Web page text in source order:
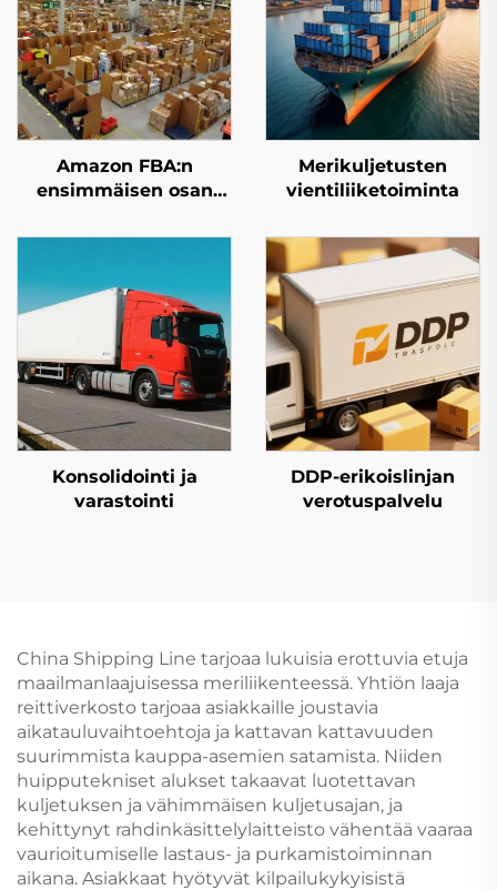
Amazon FBA:n
ensimmäisen osan
Merikuljetusten
vientiliiketoiminta
Konsolidointi ja
varastointi
DDP-erikoislinjan
verotuspalvelu
China Shipping Line tarjoaa lukuisia erottuvia etuja
maailmanlaajuisessa meriliikenteessä. Yhtiön laaja
reittiverkosto tarjoaa asiakkaille joustavia
aikatauluvaihtoehtoja ja kattavan kattavuuden
suurimmista kauppa-asemien satamista. Niiden
huipputekniset alukset takaavat luotettavan
kuljetuksen ja vähimmäisen kuljetusajan, ja
kehittynyt rahdinkäsittelylaitteisto vähentää vaaraa
vaurioitumiselle lastaus- ja purkamistoiminnan
aikana. Asiakkaat hyötyvät kilpailukykyisistä